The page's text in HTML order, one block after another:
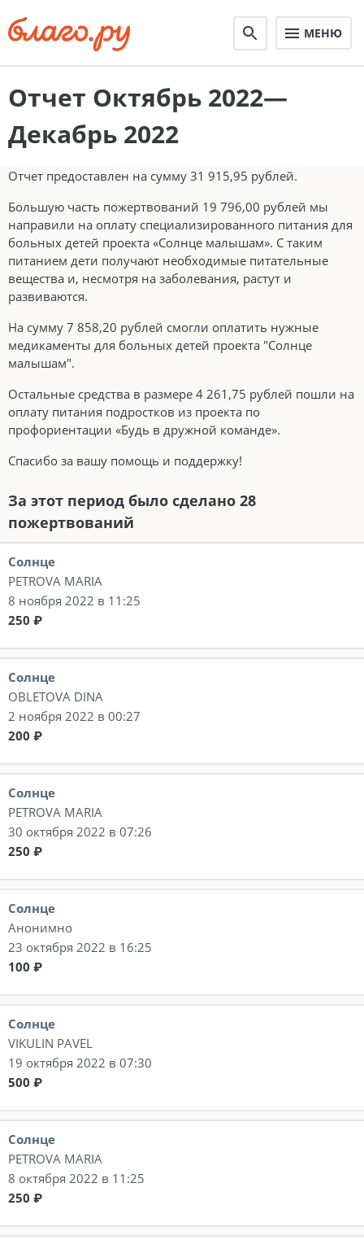
МЕНЮ
Отчет Октябрь 2022—
Декабрь 2022
Отчет предоставлен на сумму 31 915,95 рублей.
Большую часть пожертвований 19 796,00 рублей мы
направили на оплату специализированного питания для
больных детей проекта «Солнце малышам». С таким
питанием дети получают необходимые питательные
вещества и, несмотря на заболевания, растут и
развиваются.
На сумму 7 858,20 рублей смогли оплатить нужные
медикаменты для больных детей проекта "Солнце
малышам".
Остальные средства в размере 4 261,75 рублей пошли на
оплату питания подростков из проекта по
профориентации «Будь в дружной команде».
Спасибо за вашу помощь и поддержку!
За этот период было сделано 28
пожертвований
Солнце
PETROVA MARIA
8 ноября 2022 в 11:25
250 ₽
Солнце
OBLETOVA DINA
2 ноября 2022 в 00:27
200 ₽
Солнце
PETROVA MARIA
30 октября 2022 в 07:26
250 ₽
Солнце
Анонимно
23 октября 2022 в 16:25
100 ₽
Солнце
VIKULIN PAVEL
19 октября 2022 в 07:30
500 ₽
Солнце
PETROVA MARIA
8 октября 2022 в 11:25
250 ₽